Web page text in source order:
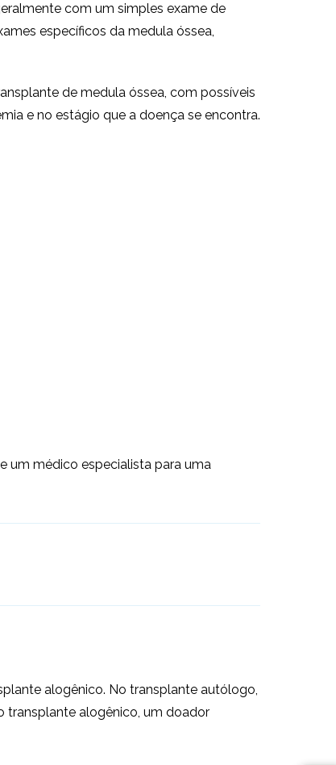
com um simples exame de
específicos da medula óssea,
de medula óssea, com possíveis
e no estágio que a doença se encontra.
um médico especialista para uma
alogênico. No transplante autólogo,
transplante alogênico, um doador